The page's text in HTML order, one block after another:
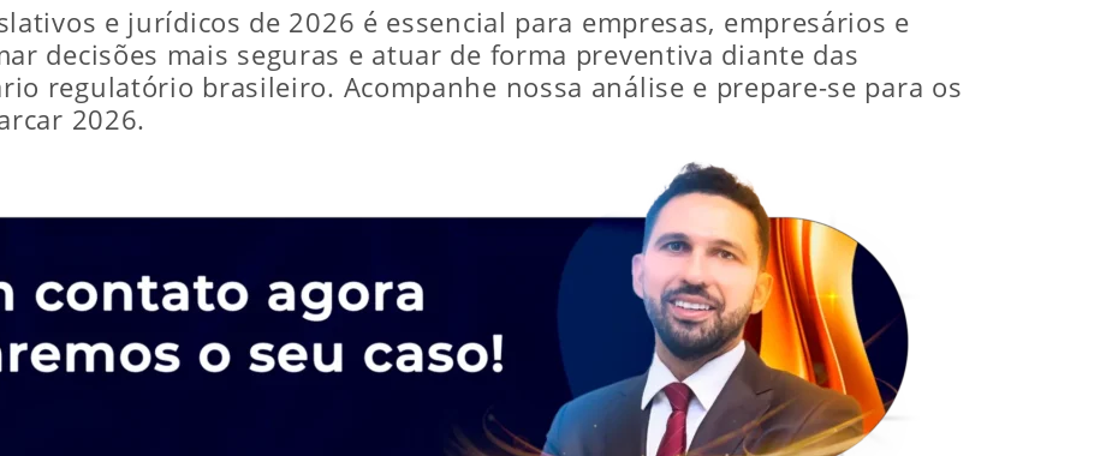
e jurídicos de 2026 é essencial para empresas, empresários e
decisões mais seguras e atuar de forma preventiva diante das
regulatório brasileiro. Acompanhe nossa análise e prepare-se para os
2026.